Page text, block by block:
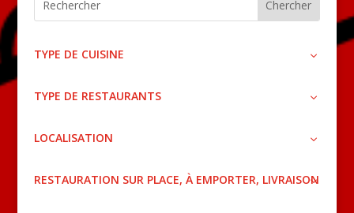
TYPE DE CUISINE
TYPE DE RESTAURANTS
LOCALISATION
RESTAURATION SUR PLACE, À EMPORTER, LIVRAISON